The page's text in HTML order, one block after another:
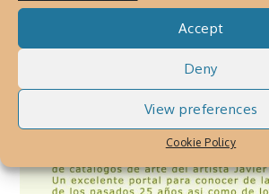
Accept
Deny
View preferences
Cookie Policy